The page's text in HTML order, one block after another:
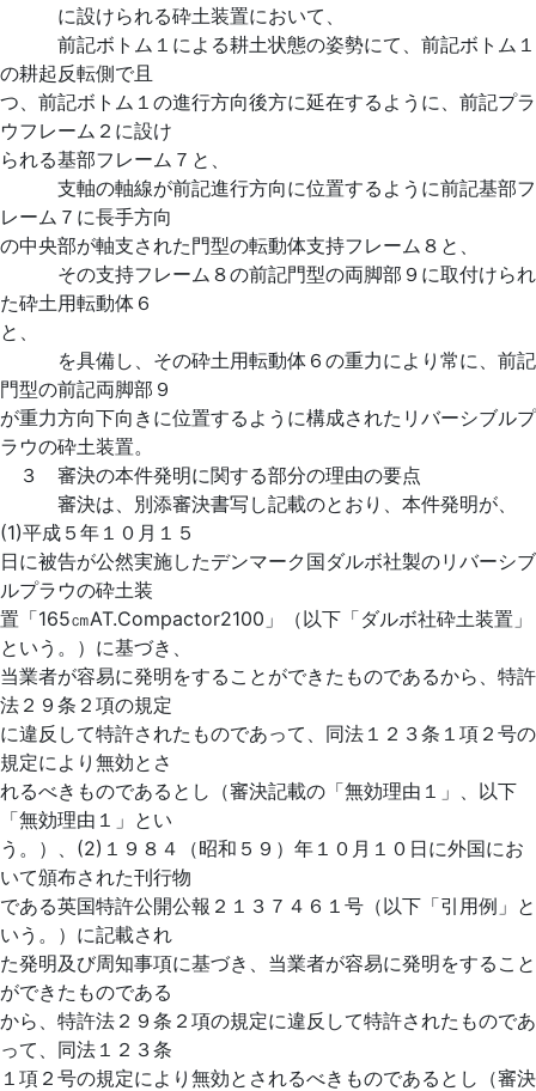
に設けられる砕土装置において、
前記ボトム１による耕土状態の姿勢にて、前記ボトム１
の耕起反転側で且
つ、前記ボトム１の進行方向後方に延在するように、前記プラ
ウフレーム２に設け
られる基部フレーム７と、
支軸の軸線が前記進行方向に位置するように前記基部フ
レーム７に長手方向
の中央部が軸支された門型の転動体支持フレーム８と、
その支持フレーム８の前記門型の両脚部９に取付けられ
た砕土用転動体６
と、
を具備し、その砕土用転動体６の重力により常に、前記
門型の前記両脚部９
が重力方向下向きに位置するように構成されたリバーシブルプ
ラウの砕土装置。
３ 審決の本件発明に関する部分の理由の要点
審決は、別添審決書写し記載のとおり、本件発明が、
(1)平成５年１０月１５
日に被告が公然実施したデンマーク国ダルボ社製のリバーシブ
ルプラウの砕土装
置「165㎝AT.Compactor2100」（以下「ダルボ社砕土装置」
という。）に基づき、
当業者が容易に発明をすることができたものであるから、特許
法２９条２項の規定
に違反して特許されたものであって、同法１２３条１項２号の
規定により無効とさ
れるべきものであるとし（審決記載の「無効理由１」、以下
「無効理由１」とい
う。）、(2)１９８４（昭和５９）年１０月１０日に外国にお
いて頒布された刊行物
である英国特許公開公報２１３７４６１号（以下「引用例」と
いう。）に記載され
た発明及び周知事項に基づき、当業者が容易に発明をすること
ができたものである
から、特許法２９条２項の規定に違反して特許されたものであ
って、同法１２３条
１項２号の規定により無効とされるべきものであるとし（審決